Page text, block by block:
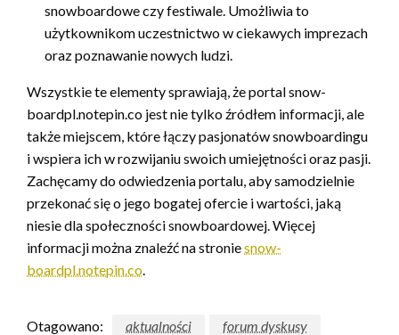
snowboardowe czy festiwale. Umożliwia to
użytkownikom uczestnictwo w ciekawych imprezach
oraz poznawanie nowych ludzi.
Wszystkie te elementy sprawiają, że portal snow-
boardpl.notepin.co jest nie tylko źródłem informacji, ale
także miejscem, które łączy pasjonatów snowboardingu
i wspiera ich w rozwijaniu swoich umiejętności oraz pasji.
Zachęcamy do odwiedzenia portalu, aby samodzielnie
przekonać się o jego bogatej ofercie i wartości, jaką
niesie dla społeczności snowboardowej. Więcej
informacji można znaleźć na stroniesnow-
boardpl.notepin.co.
Otagowano: aktualności
forum dyskusy